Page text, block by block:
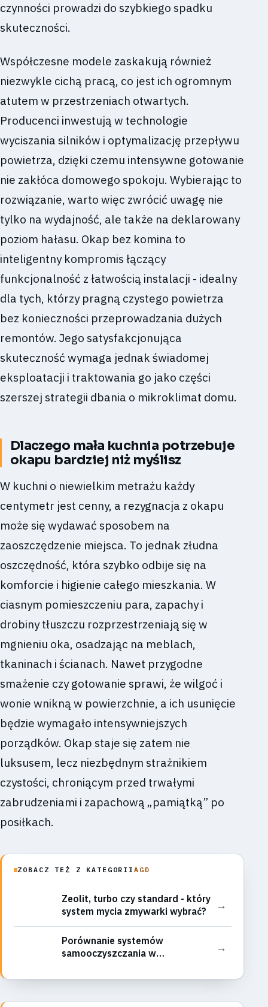
czynności prowadzi do szybkiego spadku
skuteczności.
Współczesne modele zaskakują również
niezwykle cichą pracą, co jest ich ogromnym
atutem w przestrzeniach otwartych.
Producenci inwestują w technologie
wyciszania silników i optymalizację przepływu
powietrza, dzięki czemu intensywne gotowanie
nie zakłóca domowego spokoju. Wybierając to
rozwiązanie, warto więc zwrócić uwagę nie
tylko na wydajność, ale także na deklarowany
poziom hałasu. Okap bez komina to
inteligentny kompromis łączący
funkcjonalność z łatwością instalacji - idealny
dla tych, którzy pragną czystego powietrza
bez konieczności przeprowadzania dużych
remontów. Jego satysfakcjonująca
skuteczność wymaga jednak świadomej
eksploatacji i traktowania go jako części
szerszej strategii dbania o mikroklimat domu.
Dlaczego mała kuchnia potrzebuje
okapu bardziej niż myślisz
W kuchni o niewielkim metrażu każdy
centymetr jest cenny, a rezygnacja z okapu
może się wydawać sposobem na
zaoszczędzenie miejsca. To jednak złudna
oszczędność, która szybko odbije się na
komforcie i higienie całego mieszkania. W
ciasnym pomieszczeniu para, zapachy i
drobiny tłuszczu rozprzestrzeniają się w
mgnieniu oka, osadzając na meblach,
tkaninach i ścianach. Nawet przygodne
smażenie czy gotowanie sprawi, że wilgoć i
wonie wnikną w powierzchnie, a ich usunięcie
będzie wymagało intensywniejszych
porządków. Okap staje się zatem nie
luksusem, lecz niezbędnym strażnikiem
czystości, chroniącym przed trwałymi
zabrudzeniami i zapachową „pamiątką” po
posiłkach.
ZOBACZ TEŻ Z KATEGORII AGD
Zeolit, turbo czy standard - który
system mycia zmywarki wybrać?
→
Porównanie systemów
samooczyszczania w
katalityczna, hydroliza - który
→